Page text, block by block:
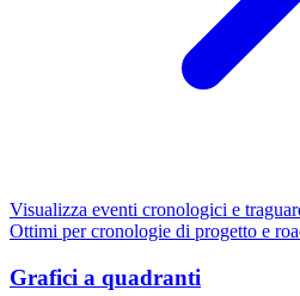
Visualizza eventi cronologici e
Ottimi per cronologie di progetto e
Grafici a quadranti